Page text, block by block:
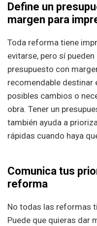
Define un
margen para
Toda reforma tiene
evitarse, pero sí
presupuesto con
recomendable destinar
posibles cambios o
obra. Tener un
también ayuda a
rápidas cuando haya
Comunica tus
reforma
No todas las reformas
Puede que quieras dar